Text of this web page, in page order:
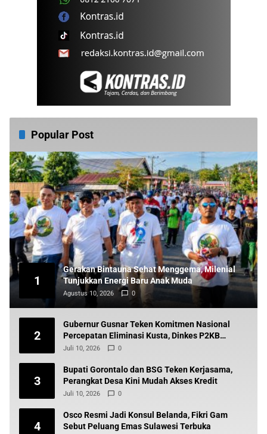
Popular Post
1
Gerakan Bintauna Sehat Menggema, Milenial
Tunjukkan Energi Baru Anak Muda
Agustus 10, 2026 0
2
Gubernur Gusnar Teken Komitmen Nasional
Percepatan Eliminasi Kusta, Dinkes P2KB
Siapkan Tindak Lanjut
Juli 10, 2026 0
3
Bupati Gorontalo dan BSG Teken Kerjasama,
Perangkat Desa Kini Mudah Akses Kredit
Juli 10, 2026 0
4
Osco Resmi Jadi Konsul Belanda, Fikri Gam
Sebut Peluang Emas Sulawesi Terbuka